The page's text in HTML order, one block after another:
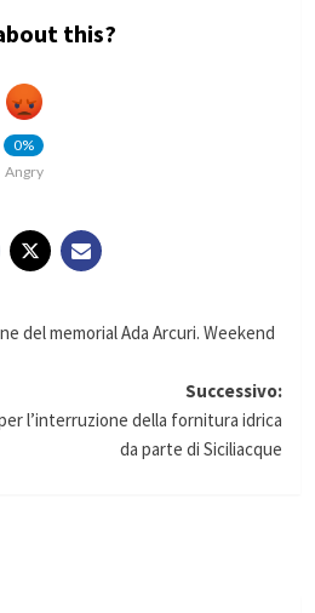
this?
0%
Angry
del memorial Ada Arcuri. Weekend
Successivo:
l’interruzione della fornitura idrica
da parte di Siciliacque